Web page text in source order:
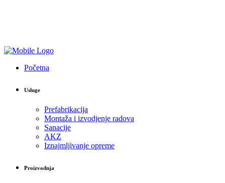
Početna
Usluge
Prefabrikacija
Montaža i izvodjenje radova
Sanacije
AKZ
Iznajmljivanje opreme
Proizvodnja